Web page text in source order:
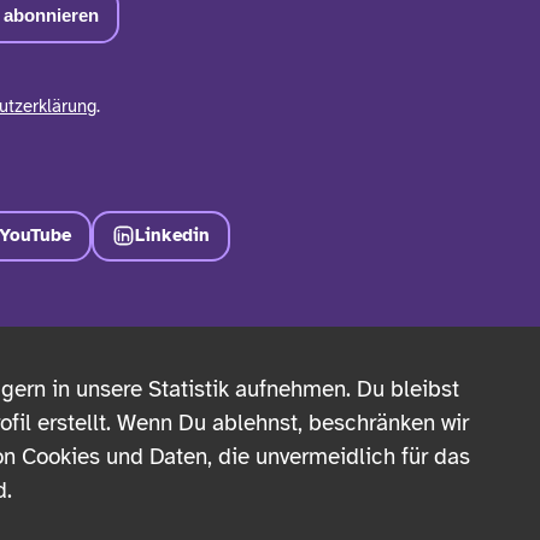
in unsere Statistik aufnehmen. Du bleibst
erstellt. Wenn Du ablehnst, beschränken wir
Cookies und Daten, die unvermeidlich für das
.
Linkedin